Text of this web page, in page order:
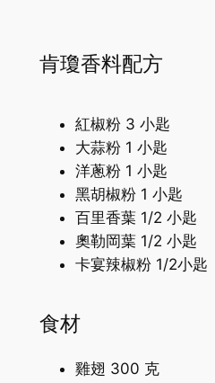
肯瓊香料配方
紅椒粉 3 小匙
大蒜粉 1 小匙
洋蔥粉 1 小匙
黑胡椒粉 1 小匙
百里香葉 1/2 小匙
奧勒岡葉 1/2 小匙
卡宴辣椒粉 1/2小匙
食材
雞翅 300 克